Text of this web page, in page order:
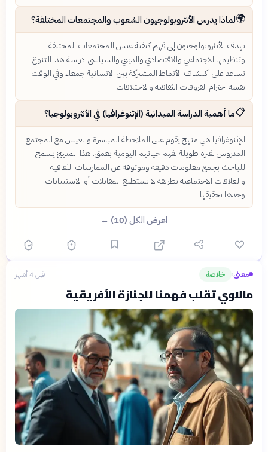
🌍لماذا يدرس الأنثروبولوجيون الشعوب والمجتمعات المختلفة؟
يهدف الأنثروبولوجيون إلى فهم كيفية عيش المجتمعات المختلفة
وتنظيمها الاجتماعي والاقتصادي والديني والسياسي. دراسة هذا التنوع
تساعد على اكتشاف الأنماط المشتركة بين الإنسانية جمعاء وفي الوقت
نفسه احترام الفروقات الثقافية والاختلافات.
📋ما أهمية الدراسة الميدانية (الإثنوغرافيا) في الأنثروبولوجيا؟
الإثنوغرافيا هي منهج يقوم على الملاحظة المباشرة والعيش مع المجتمع
المدروس لفترة طويلة لفهم حياتهم اليومية بعمق. هذا المنهج يسمح
للباحث بجمع معلومات دقيقة وموثوقة عن الممارسات الثقافية
والعلاقات الاجتماعية بطريقة لا تستطيع المقابلات أو الاستبيانات
وحدها تحقيقها.
اعرض الكل (10) ←
معنى› خلاصة قبل 4 أشهر
مالاوي تقلب فهمنا للجنازة الأفريقية